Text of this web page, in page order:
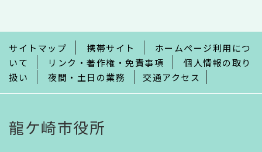
で
サイトマップ 携帯サイト
ホームページ利用につ
いて
リンク・著作権・免責事項
個人情報の取り
扱い
夜間・土日の業務 交通アクセス
龍ケ崎市役所